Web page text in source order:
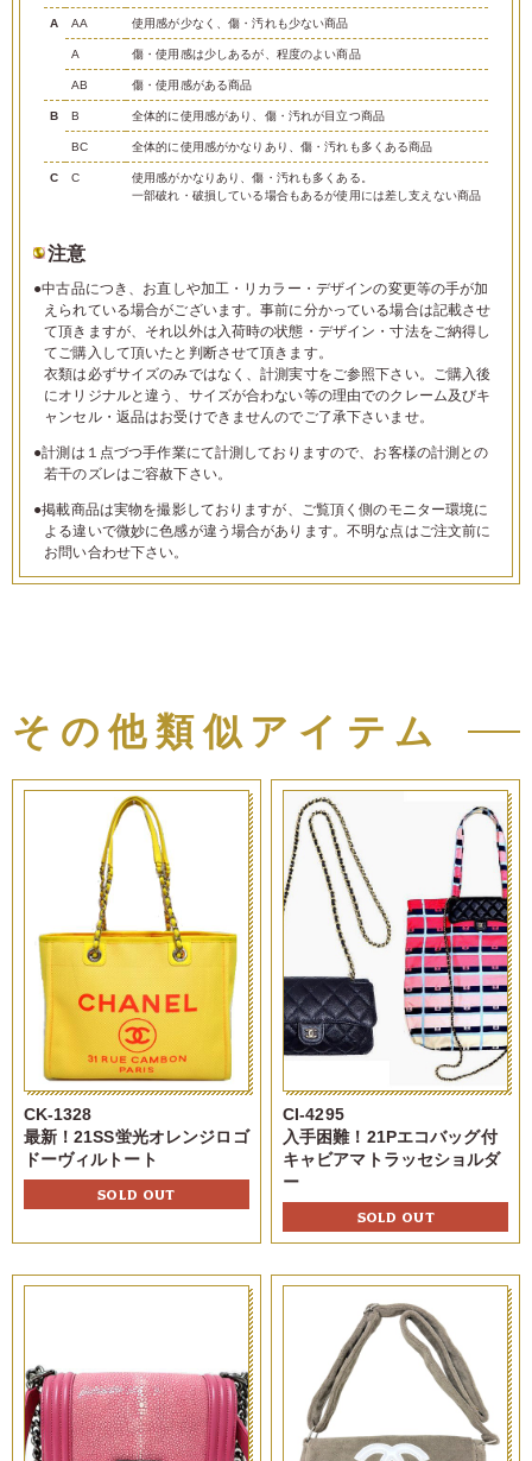
A AA 使用感が少なく、傷・汚れも少ない商品
A 傷・使用感は少しあるが、程度のよい商品
AB 傷・使用感がある商品
B B 全体的に使用感があり、傷・汚れが目立つ商品
BC 全体的に使用感がかなりあり、傷・汚れも多くある商品
C C
使用感がかなりあり、傷・汚れも多くある。
一部破れ・破損している場合もあるが使用には差し支えない商品
注意
●中古品につき、お直しや加工・リカラー・デザインの変更等の手が加
えられている場合がございます。事前に分かっている場合は記載させ
て頂きますが、それ以外は入荷時の状態・デザイン・寸法をご納得し
てご購入して頂いたと判断させて頂きます。
衣類は必ずサイズのみではなく、計測実寸をご参照下さい。ご購入後
にオリジナルと違う、サイズが合わない等の理由でのクレーム及びキ
ャンセル・返品はお受けできませんのでご了承下さいませ。
●計測は１点づつ手作業にて計測しておりますので、お客様の計測との
若干のズレはご容赦下さい。
●掲載商品は実物を撮影しておりますが、ご覧頂く側のモニター環境に
よる違いで微妙に色感が違う場合があります。不明な点はご注文前に
お問い合わせ下さい。
その他類似アイテム
CK-1328
最新！21SS蛍光オレンジロゴ
ドーヴィルトート
SOLD OUT
CI-4295
入手困難！21Pエコバッグ付
キャビアマトラッセショルダ
ー
SOLD OUT